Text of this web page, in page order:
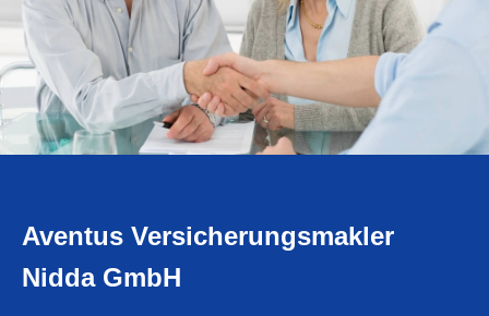
Aventus Ver­sicherungs­makler
Nidda GmbH